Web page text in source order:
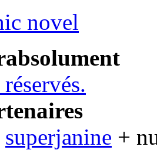
novel
superjanine +